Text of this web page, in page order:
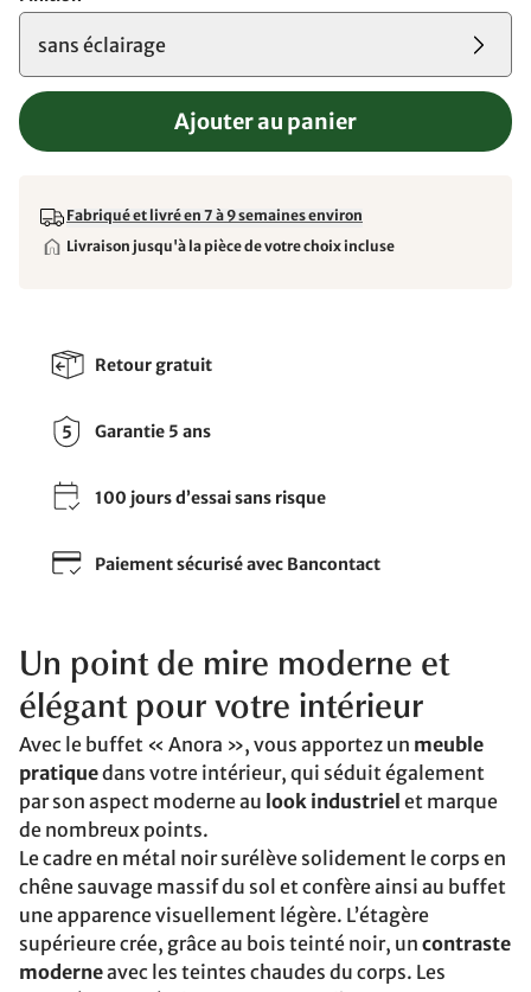
sans éclairage
Ajouter au panier
Fabriqué et livré en 7 à 9 semaines environ
Livraison jusqu'à la pièce de votre choix incluse
Retour gratuit
Garantie 5 ans
100 jours d’essai sans risque
Paiement sécurisé avec Bancontact
Un point de mire moderne et
élégant pour votre intérieur
Avec le buffet « Anora », vous apportez un meuble
pratiquedans votre intérieur, qui séduit également
par son aspect moderne au look industriel et marque
de nombreux points.
Le cadre en métal noir surélève solidement le corps en
chêne sauvage massif du sol et confère ainsi au buffet
une apparence visuellement légère. L’étagère
supérieure crée, grâce au bois teinté noir, un contraste
moderneavec les teintes chaudes du corps. Les